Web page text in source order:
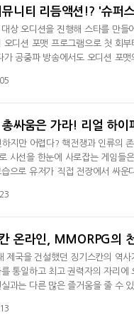
니티 리듬액션!? '슈퍼
만들어내는 케이블TV 프로그램 '슈퍼스타K'. 한국에서는 대중적으로 널리 알려
오디션 포맷 프로그램으로 첫 회
가 공중파 방송에서도 오디션 포
액션 '댄스' & '노래' 게임이다. 게
총싸움은 가라! 리얼 하이
하지만 어렵다? 핵전쟁과 인류의
시선을 한눈에 사로잡는 게임들
으로 유저가 직접 전장에서 싸운
게임으로 살고자 하는 인류의
온라인, MMORPG의
제국을 건설했던 징기스칸의 역
를 통일하고 최고 권력자의 자리
실과는 다른 많은 즐거움을 줄 수
구성원으로 게임을 펼치게 되며,